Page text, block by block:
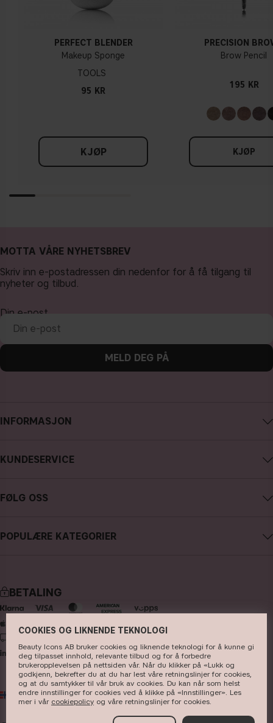
PERFECT BLENDER
Makeup Sponge
TOOLS
95 KR
KJØP
PRECISION
Brow Pencil
195 KR
KJØP
INFORMASJON
Karriere
KUNDESERVICE
Angre kjøp
FØLG OSS
Facebook
Pinterest
POPULÆRE KATEGORIER
hårpleie
parfyme
koster & tilbehør
kits & sets
MOTTA VÅRE NYHETSBREV
Skriv inn e-postadressen din nedenfor for å få tilgang til
nyheter og tilbud.
Din e-post
MELD DEG PÅ
BETALING
LEVERING
NO NOK
COOKIES OG LIKNENDE TEKNOLOGI
Beauty Icons AB bruker cookies og liknende teknologi for å kunne gi
deg tilpasset innhold, relevante tilbud og for å forbedre
brukeropplevelsen på nettsiden vår. Når du klikker på «Lukk og
godkjenn, bekrefter du at du har lest våre retningslinjer for cookies,
og at du samtykker til vår bruk av cookies. Du kan når som helst
endre innstillinger for cookies ved å klikke på «Innstillinger». Les
mer i vår cookiepolicy og våre ​retningslinjer for cookies​.